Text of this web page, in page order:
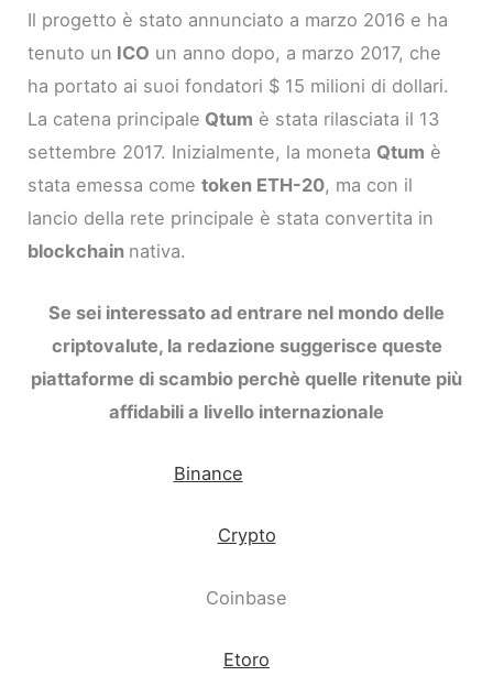
Il progetto è stato annunciato a marzo 2016 e ha
tenuto un ICO un anno dopo, a marzo 2017, che
ha portato ai suoi fondatori $ 15 milioni di dollari.
La catena principale Qtum è stata rilasciata il 13
settembre 2017. Inizialmente, la moneta Qtum è
stata emessa cometoken ETH-20, ma con il
lancio della rete principale è stata convertita in
blockchain nativa.
Se sei interessato ad entrare nel mondo delle
criptovalute, la redazione suggerisce queste
piattaforme di scambio perchè quelle ritenute più
affidabili a livello internazionale
Binance
Crypto
Coinbase
Etoro